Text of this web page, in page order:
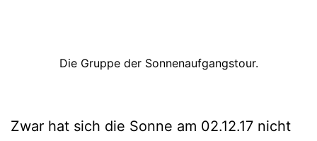
Die Gruppe der Sonnenaufgangstour.
Zwar hat sich die Sonne am 02.12.17 nicht